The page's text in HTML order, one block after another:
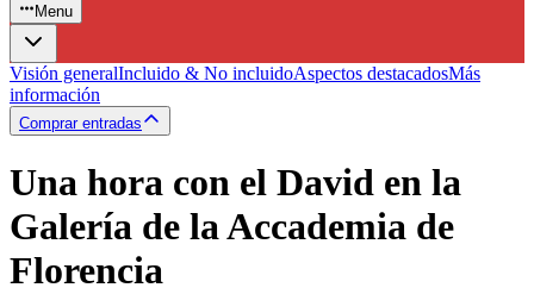
Menu
Visión generalIncluido & No incluidoAspectos destacadosMás
información
Comprar entradas
Una hora con el David en la
Galería de la Accademia de
Florencia